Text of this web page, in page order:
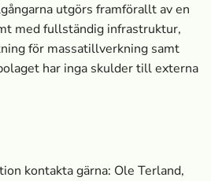
utgörs framförallt av en
med fullständig infrastruktur,
för massa­tillverkning samt
har inga skulder till externa
kontakta gärna: Ole Terland,